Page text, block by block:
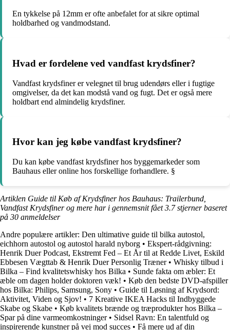
En tykkelse på 12mm er ofte anbefalet for at sikre optimal
holdbarhed og vandmodstand.
Hvad er fordelene ved vandfast krydsfiner?
Vandfast krydsfiner er velegnet til brug udendørs eller i fugtige
omgivelser, da det kan modstå vand og fugt. Det er også mere
holdbart end almindelig krydsfiner.
Hvor kan jeg købe vandfast krydsfiner?
Du kan købe vandfast krydsfiner hos byggemarkeder som
Bauhaus eller online hos forskellige forhandlere. §
Artiklen Guide til Køb af Krydsfiner hos Bauhaus: Trailerbund,
Vandfast Krydsfiner og mere har i gennemsnit fået3.7stjerner baseret
på 30 anmeldelser
Andre populære artikler: Den ultimative guide til bilka autostol,
eichhorn autostol og autostol harald nyborg • Ekspert-rådgivning:
Henrik Duer Podcast, Ekstremt Fed – Et År til at Redde Livet, Eskild
Ebbesen Vægttab & Henrik Duer Personlig Træner• Whisky tilbud i
Bilka – Find kvalitetswhisky hos Bilka • Sunde fakta om æbler: Et
æble om dagen holder doktoren væk! • Køb den bedste DVD-afspiller
hos Bilka: Philips, Samsung, Sony • Guide til Løsning af Krydsord:
Aktivitet, Viden og Sjov! • 7 Kreative IKEA Hacks til Indbyggede
Skabe og Skabe • Køb kvalitets brænde og træprodukter hos Bilka –
Spar på dine varmeomkostninger• Sidsel Ravn: En talentfuld og
inspirerende kunstner på vej mod succes • Få mere ud af din